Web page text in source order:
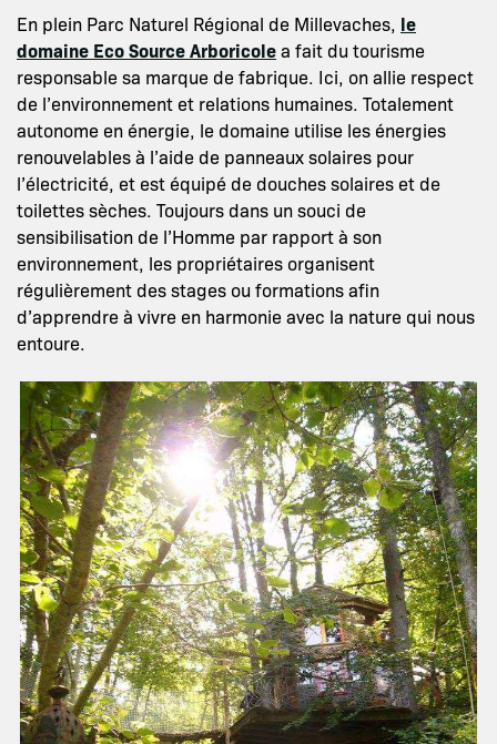
En plein Parc Naturel Régional de Millevaches, le
domaine Eco Source Arboricolea fait du tourisme
responsable sa marque de fabrique. Ici, on allie respect
de l’environnement et relations humaines. Totalement
autonome en énergie, le domaine utilise les énergies
renouvelables à l’aide de panneaux solaires pour
l’électricité, et est équipé de douches solaires et de
toilettes sèches. Toujours dans un souci de
sensibilisation de l’Homme par rapport à son
environnement, les propriétaires organisent
régulièrement des stages ou formations afin
d’apprendre à vivre en harmonie avec la nature qui nous
entoure.